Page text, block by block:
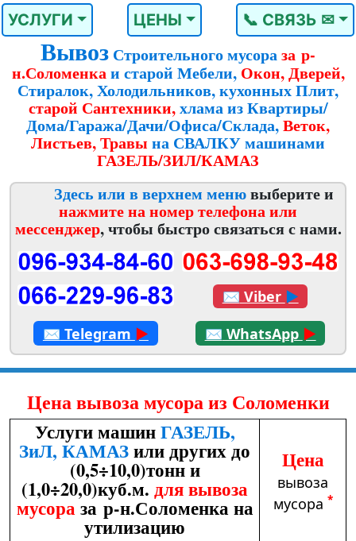
УСЛУГИ ЦЕНЫ 📞 СВЯЗЬ ✉
Вывоз Строительного мусораза р-
н.Соломенкаи старой Мебели,Окон, Дверей,
Стиралок, Холодильников, кухонных Плит,
старой Сантехники,хлама из Квартиры/
Дома/Гаража/Дачи/Офиса/Склада,Веток,
Листьев, Травы на СВАЛКУ машинами
ГАЗЕЛЬ/ЗИЛ/КАМАЗ
Здесь или в верхнем менювыберите и
нажмите на номер телефона или
мессенджер, чтобы быстро связаться с нами.
✉ Viber ►
✉ Telegram ► ✉ WhatsApp ►
Цена вывоза мусора из Соломенки
Услуги машинГАЗЕЛЬ,
ЗиЛ, КАМАЗили других до
(0,5÷10,0)тонн и
(1,0÷20,0)куб.м. для вывоза
мусораза р-н.Соломенка на
утилизацию
Цена
вывоза
мусора *